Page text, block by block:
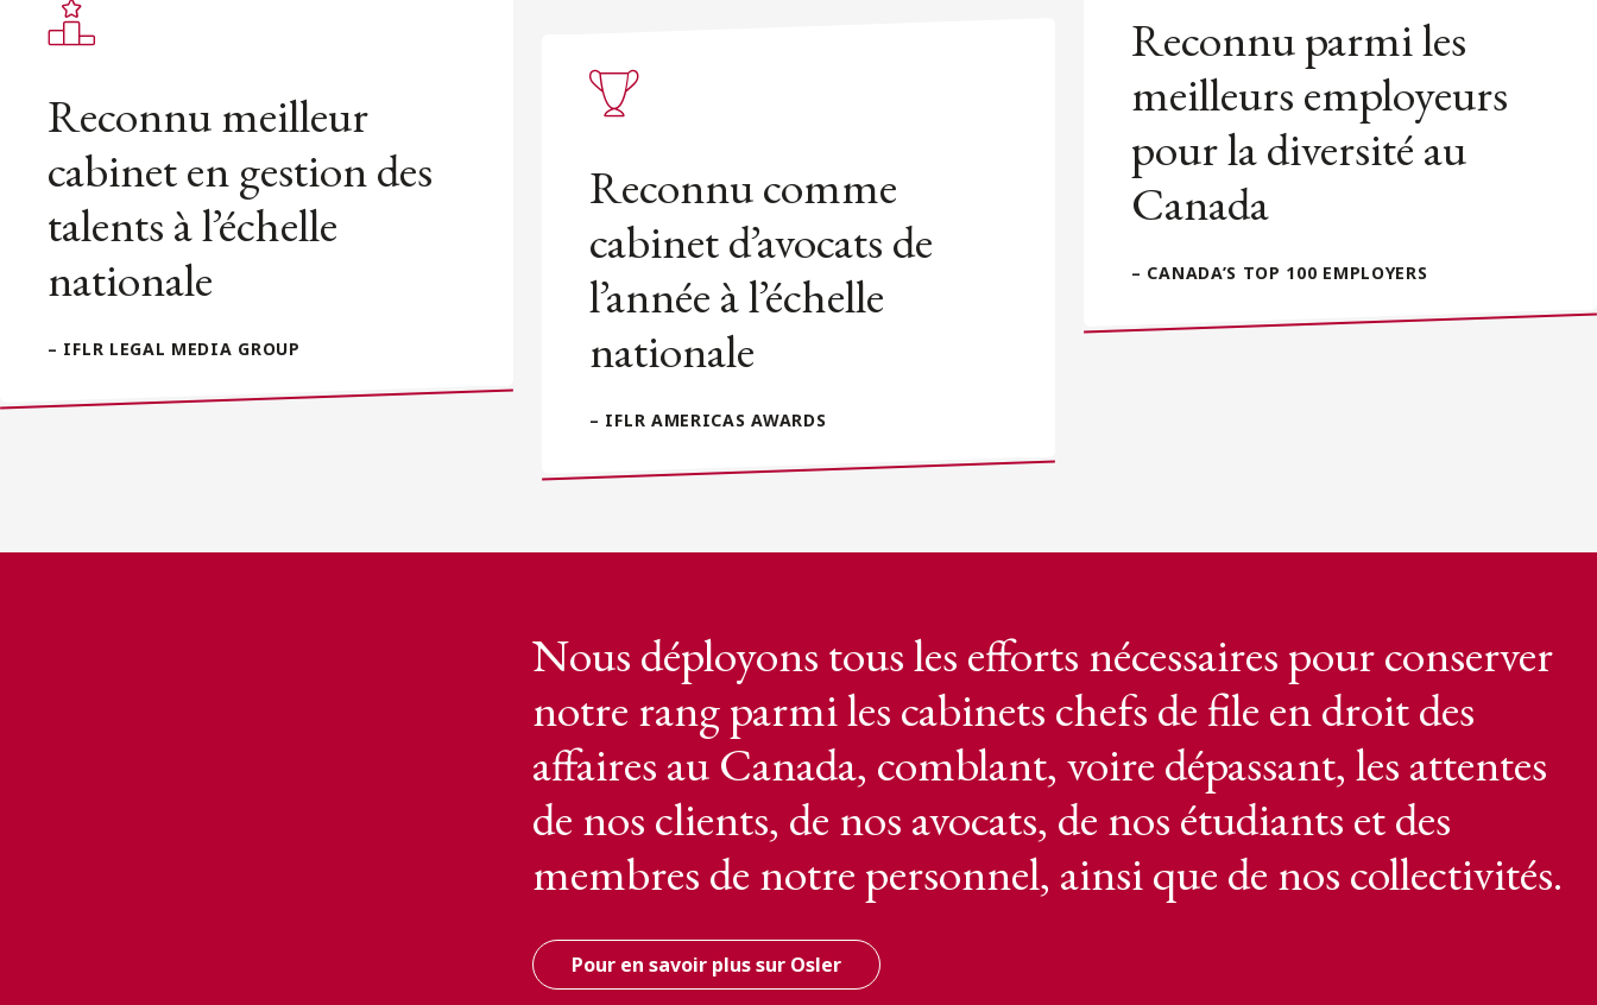
Reconnu meilleur
cabinet en gestion des
talents à l’échelle
nationale
– IFLR LEGAL MEDIA GROUP
Reconnu comme
cabinet d’avocats de
l’année à l’échelle
nationale
– IFLR AMERICAS AWARDS
Reconnu parmi les
meilleurs employeurs
pour la diversité au
Canada
– CANADA’S TOP 100 EMPLOYERS
Nous déployons tous les efforts nécessaires pour conserver
notre rang parmi les cabinets chefs de file en droit des
affaires au Canada, comblant, voire dépassant, les attentes
de nos clients, de nos avocats, de nos étudiants et des
membres de notre personnel, ainsi que de nos collectivités.
Pour en savoir plus sur Osler